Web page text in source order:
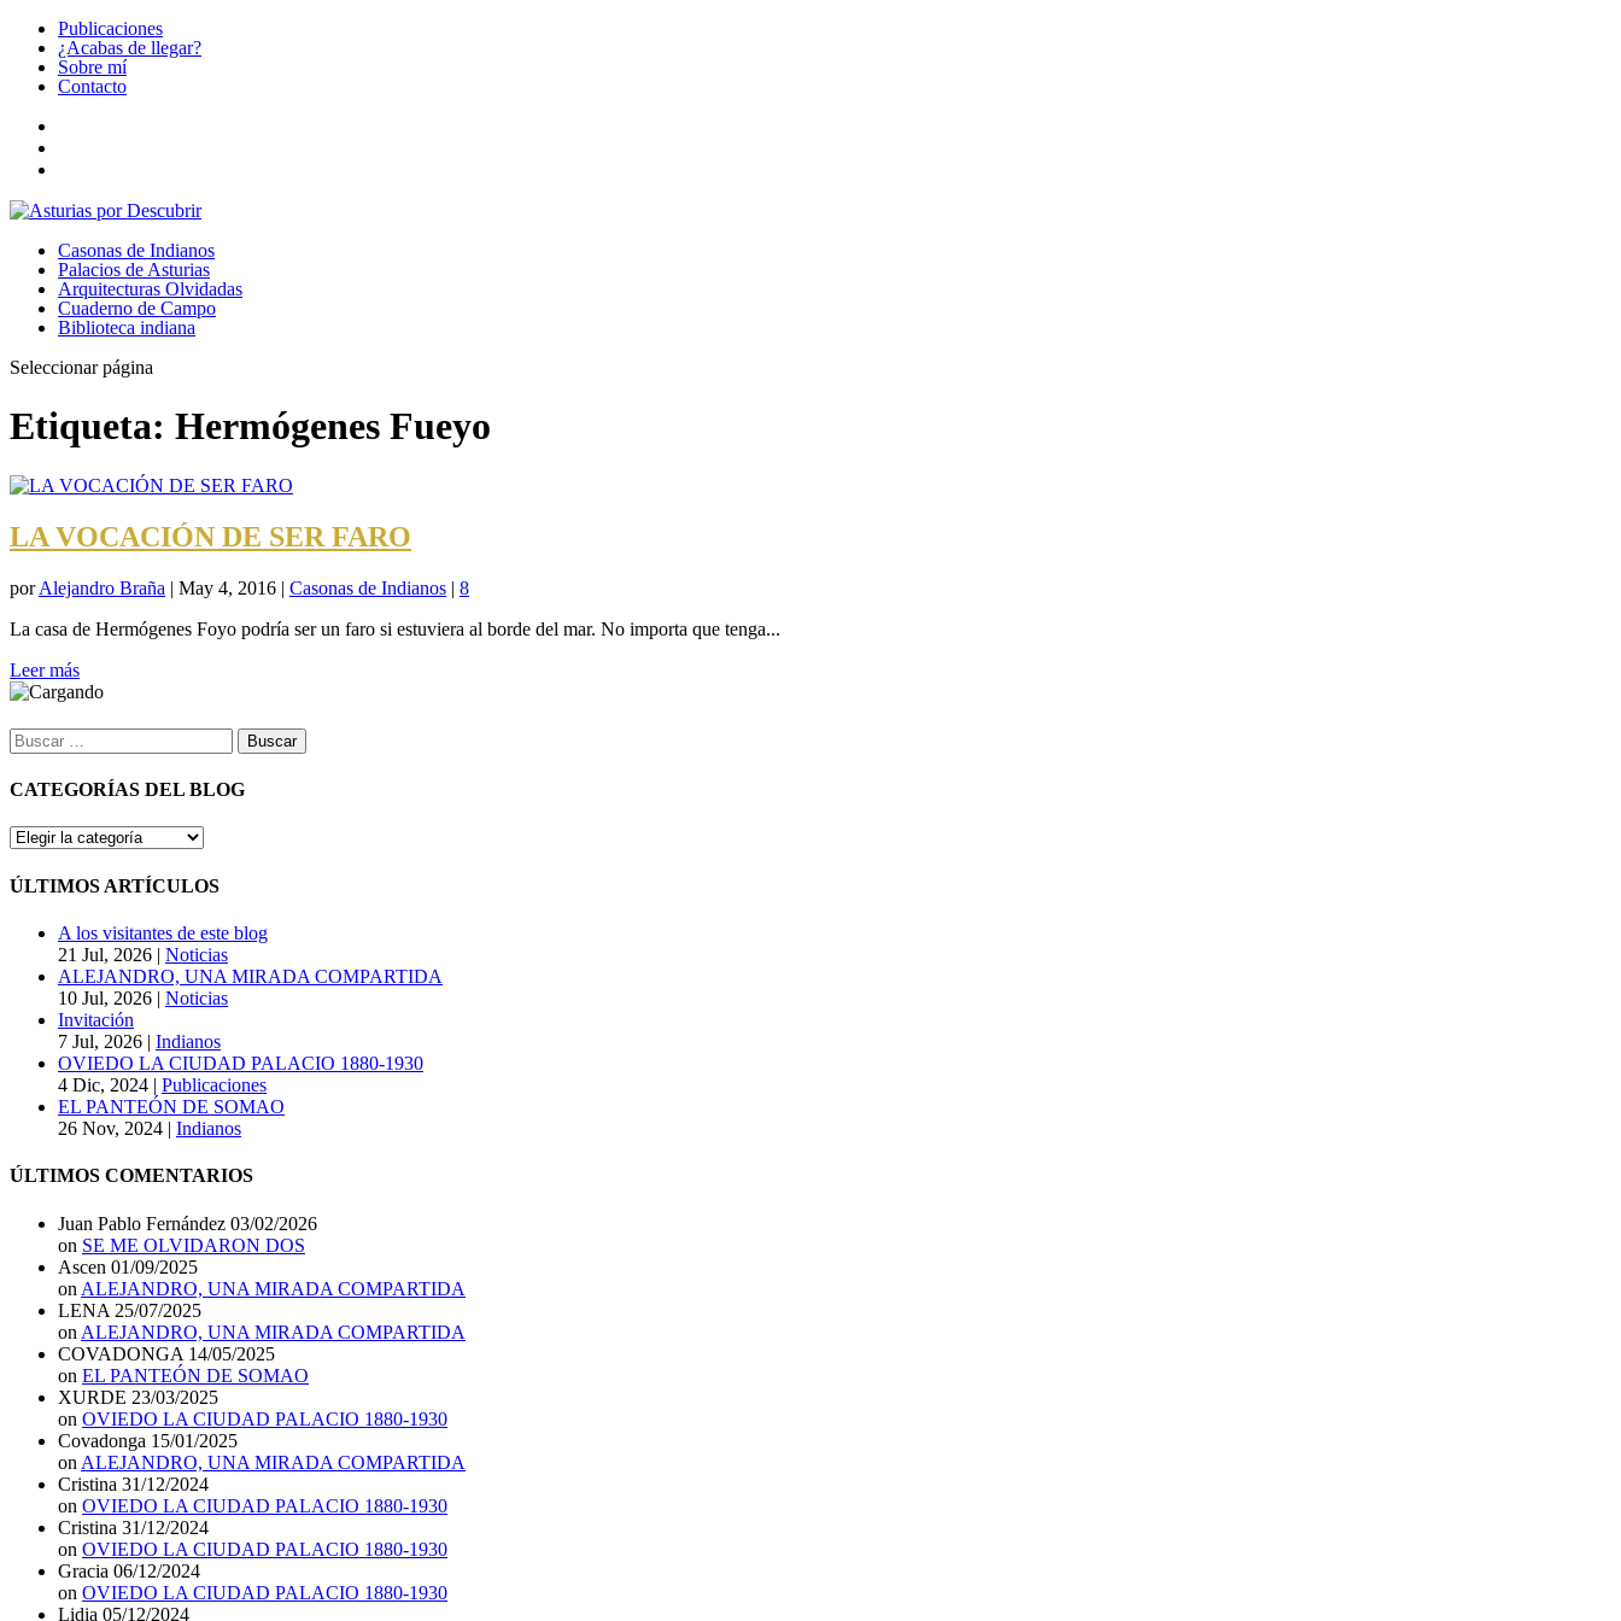
Publicaciones
¿Acabas de llegar?
Sobre mí
Contacto
Casonas de Indianos
Palacios de Asturias
Arquitecturas Olvidadas
Cuaderno de Campo
Biblioteca indiana
Seleccionar página
Etiqueta: Hermógenes Fueyo
LA VOCACIÓN DE SER FARO
porAlejandro Braña | May 4, 2016 | Casonas de Indianos | 8
La casa de Hermógenes Foyo podría ser un faro si estuviera al borde del mar. No importa que tenga...
Leer más
Buscar:
CATEGORÍAS DEL BLOG
CATEGORÍAS
BLOG
ÚLTIMOS ARTÍCULOS
A los visitantes de este blog
21 Jul, 2026 | Noticias
ALEJANDRO, UNA MIRADA COMPARTIDA
10 Jul, 2026 | Noticias
Invitación
7 Jul, 2026 | Indianos
OVIEDO LA CIUDAD PALACIO 1880-1930
4 Dic, 2024 | Publicaciones
EL PANTEÓN DE SOMAO
26 Nov, 2024 | Indianos
ÚLTIMOS COMENTARIOS
Juan Pablo Fernández 03/02/2026
on SE ME OLVIDARON DOS
Ascen 01/09/2025
on ALEJANDRO, UNA MIRADA COMPARTIDA
LENA 25/07/2025
on ALEJANDRO, UNA MIRADA COMPARTIDA
COVADONGA 14/05/2025
on EL PANTEÓN DE SOMAO
XURDE 23/03/2025
on OVIEDO LA CIUDAD PALACIO 1880-1930
Covadonga 15/01/2025
on ALEJANDRO, UNA MIRADA COMPARTIDA
Cristina 31/12/2024
on OVIEDO LA CIUDAD PALACIO 1880-1930
Cristina 31/12/2024
on OVIEDO LA CIUDAD PALACIO 1880-1930
Gracia 06/12/2024
on OVIEDO LA CIUDAD PALACIO 1880-1930
Lidia 05/12/2024